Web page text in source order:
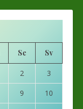
Se Sv
2 3
9 10